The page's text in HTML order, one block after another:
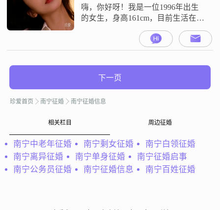
嗨，你好呀！我是一位1996年出生
的女生，身高161cm，目前生活在美
丽的南宁##3002##我性格温柔体
贴，善解人意，总是希望能给身边
的人带来温暖和关怀##3002##我开
##3002##我独立自信，有自己的想
敏感，善于发现
下一页
珍爱首页 南宁征婚 南宁征婚信息
相关栏目 周边征婚
南宁中老年征婚 南宁剩女征婚
南宁白领征婚
南宁离异征婚
南宁单身征婚
南宁征婚启事
南宁公务员征婚
南宁征婚信息 南宁百姓征婚